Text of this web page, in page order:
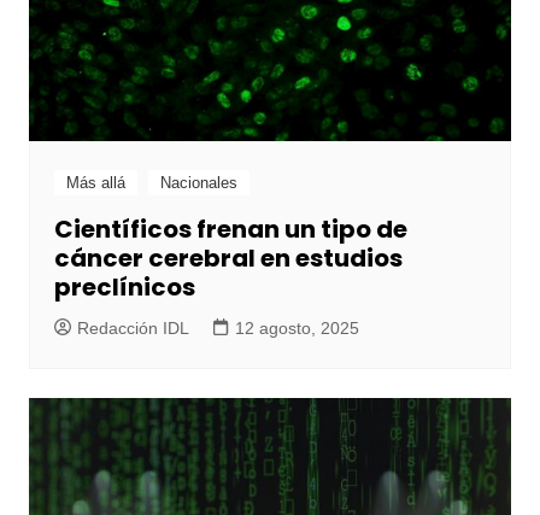
Más allá Nacionales
Científicos frenan un tipo de
cáncer cerebral en estudios
preclínicos
Redacción IDL 12 agosto, 2025